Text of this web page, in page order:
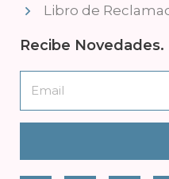
Libro de
Recibe Novedades.